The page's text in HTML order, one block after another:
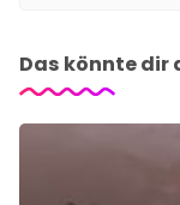
Das könnte dir